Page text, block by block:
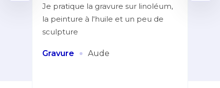
Je pratique la gravure sur linoléum,
la peinture à l'huile et un peu de
sculpture
Gravure · Aude